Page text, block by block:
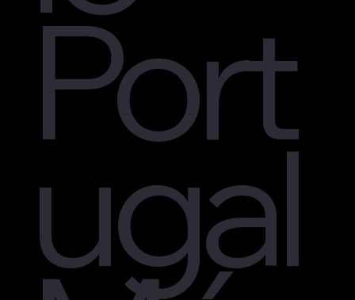
Port
ugal